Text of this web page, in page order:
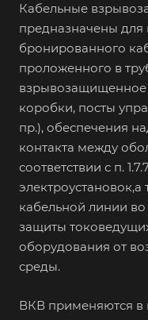
Кабельные
предназначены для
бронированного
проложенного в
коробки, посты
пр.), обеспечения
контакта между
соответствии с п.
кабельной линии
защиты
оборудования от
среды.
ВКВ применяются в